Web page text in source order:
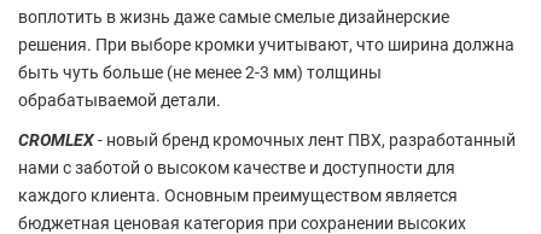
воплотить в жизнь даже самые смелые дизайнерские
решения. При выборе кромки учитывают, что ширина должна
быть чуть больше (не менее 2-3 мм) толщины
обрабатываемой детали.
СROMLEX- новый бренд кромочных лент ПВХ, разработанный
нами с заботой о высоком качестве и доступности для
каждого клиента. Основным преимуществом является
бюджетная ценовая категория при сохранении высоких